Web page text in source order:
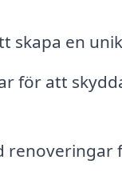
skapa en
för att